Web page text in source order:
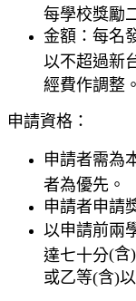
每學校獎勵
金額：每名
以不超過新
經費作調整。
申請資格：
申請者需為
者為優先。
申請者申請
以申請前兩
達七十分(含)
或乙等(含)